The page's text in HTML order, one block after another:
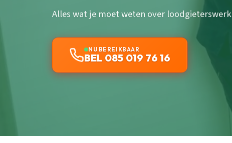
Alles wat je moet weten over loodgieterswerk
NU BEREIKBAAR
BEL 085 019 76 16